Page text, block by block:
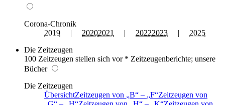
Corona-Chronik
2019 | 20202021 | 20222023 | 2025
Die Zeitzeugen
100 Zeitzeugen stellen sich vor * Zeitzeugenberichte; unsere
Bücher
Die Zeitzeugen
ÜbersichtZeitzeugen von B – F Zeitzeugen von